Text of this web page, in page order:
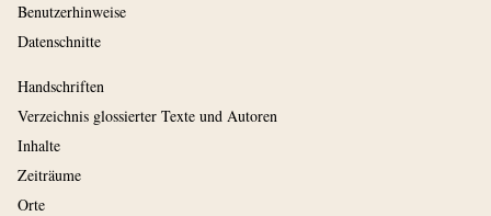
Benutzerhinweise
Datenschnitte
Handschriften
Verzeichnis glossierter Texte und Autoren
Inhalte
Zeiträume
Orte